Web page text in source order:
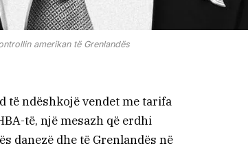
amerikan të Grenlandës
të ndëshkojë vendet me tarifa
të, një mesazh që erdhi
danezë dhe të Grenlandës në